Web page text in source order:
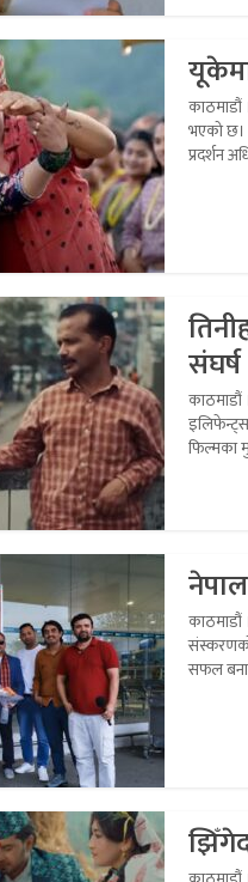
काठमाडौं
भएको छ।
प्रदर्शन
संघर्ष
काठमाडौं
फिल्मका
संस्करणको
सफल